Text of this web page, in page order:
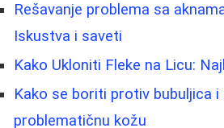
Rešavanje problema sa
Iskustva i saveti
Kako Ukloniti Fleke na Licu:
Kako se boriti protiv bubuljica i
problematičnu kožu